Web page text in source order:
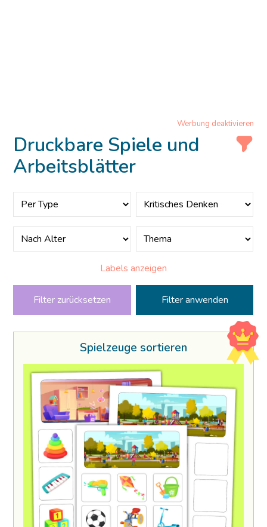
Werbung deaktivieren
Druckbare Spiele und
Arbeitsblätter
Labels anzeigen
Filter zurücksetzen
Spielzeuge sortieren